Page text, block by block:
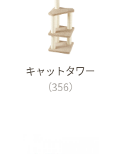
キャットタワー
（356）